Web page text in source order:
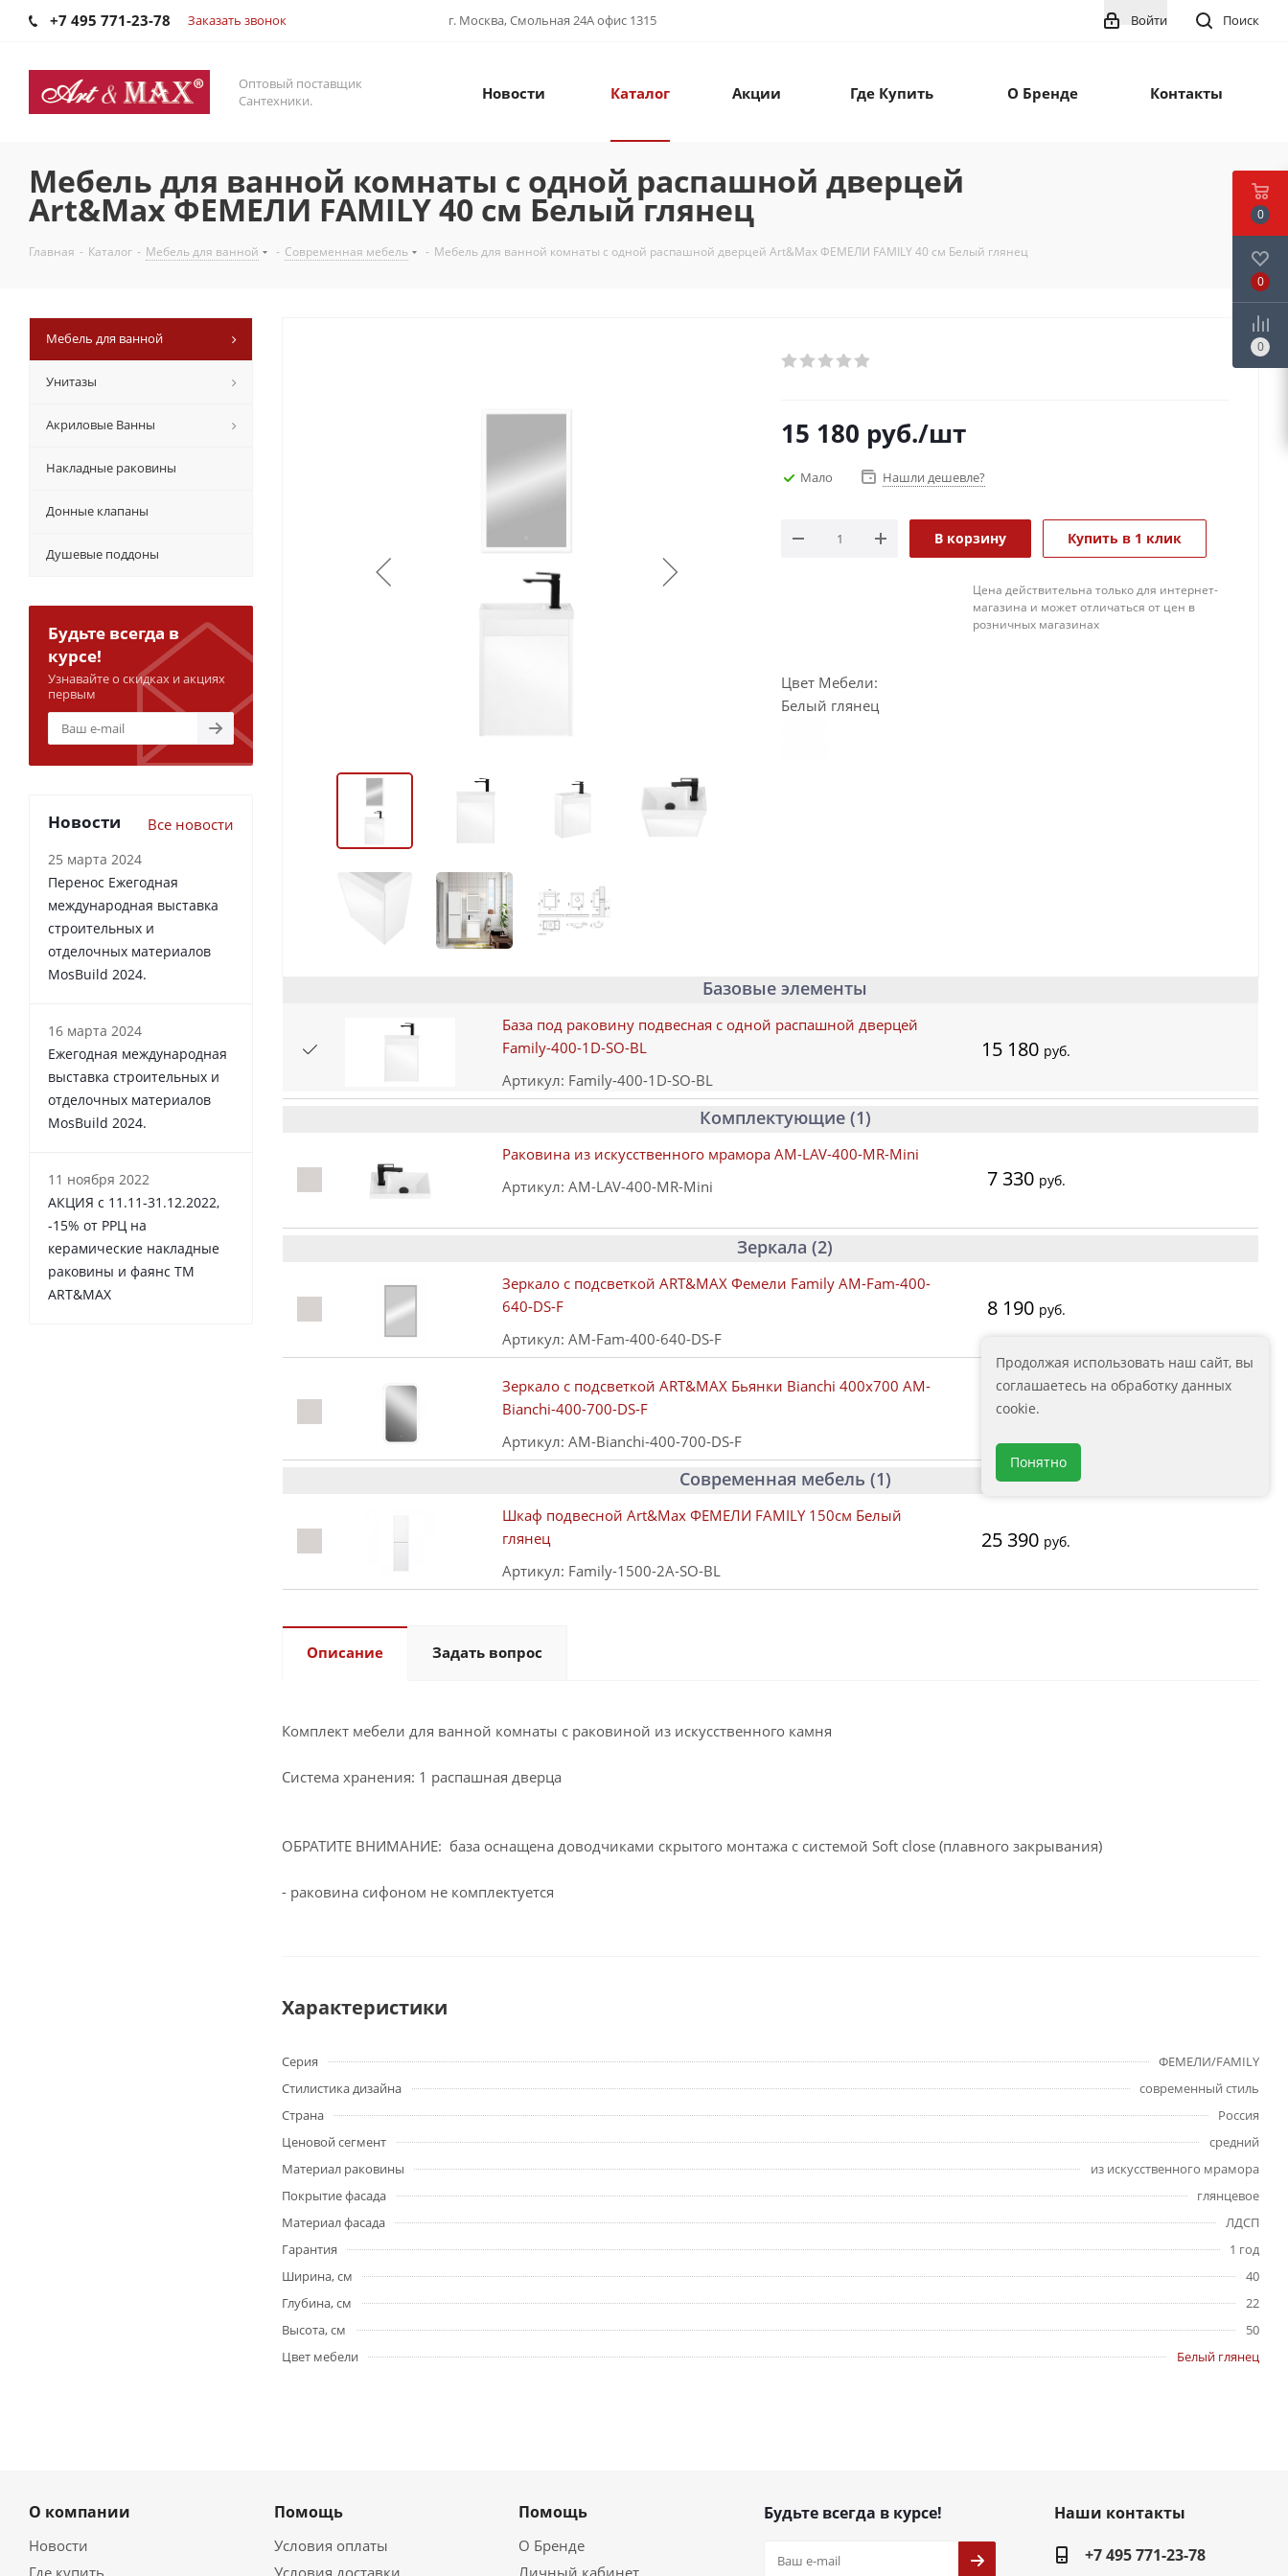
+7 495 771-23-78 Заказать звонок г. Москва, Смольная 24А офис 1315 Поиск
Войти
Оптовый поставщик
Сантехники.
Новости Каталог Акции Где Купить О Бренде Контакты
Мебель для ванной комнаты с одной распашной дверцей
Art&Max ФЕМЕЛИ FAMILY 40 см Белый глянец
Главная - Каталог - Мебель для ванной - Современная мебель - Мебель для ванной комнаты с одной распашной дверцей Art&Max ФЕМЕЛИ FAMILY 40 см Белый глянец
15 180 руб./шт
Мало Нашли дешевле?
В корзину Купить в 1 клик
Цена действительна только для интернет-
магазина и может отличаться от цен в
розничных магазинах
Цвет Мебели:
Белый глянец
Базовые элементы
База под раковину подвесная с одной распашной дверцей
Family-400-1D-SO-BL
Артикул: Family-400-1D-SO-BL
15 180 руб.
Комплектующие (1)
Раковина из искусственного мрамора AM-LAV-400-MR-Mini
Артикул: AM-LAV-400-MR-Mini
7 330 руб.
Зеркала (2)
Зеркало с подсветкой ART&MAX Фемели Family AM-Fam-400-
640-DS-F
Артикул: AM-Fam-400-640-DS-F
8 190 руб.
Зеркало с подсветкой ART&MAX Бьянки Bianchi 400x700 AM-
Bianchi-400-700-DS-F
Артикул: AM-Bianchi-400-700-DS-F
7 680руб.
Современная мебель (1)
Шкаф подвесной Art&Max ФЕМЕЛИ FAMILY 150см Белый
глянец
Артикул: Family-1500-2A-SO-BL
25 390 руб.
Описание Задать вопрос
Комплект мебели для ванной комнаты с раковиной из искусственного камня
Система хранения: 1 распашная дверца
ОБРАТИТЕ ВНИМАНИЕ: база оснащена доводчиками скрытого монтажа с системой Soft close (плавного закрывания)
- раковина сифоном не комплектуется
Характеристики
Серия
ФЕМЕЛИ/FAMILY
Стилистика дизайна
современный стиль
Страна
Россия
Ценовой сегмент
средний
Материал раковины
из искусственного мрамора
Покрытие фасада
глянцевое
Материал фасада
ЛДСП
Гарантия
1 год
Ширина, см
40
Глубина, см
22
Высота, см
50
Цвет мебели
Белый глянец
Мебель для ванной
Унитазы
Акриловые Ванны
Накладные раковины
Донные клапаны
Душевые поддоны
Будьте всегда в
курсе!
Узнавайте о скидках и акциях
первым
Новости Все новости
25 марта 2024
Перенос Ежегодная
международная выставка
строительных и
отделочных материалов
MosBuild 2024.
16 марта 2024
Ежегодная международная
выставка строительных и
отделочных материалов
MosBuild 2024.
11 ноября 2022
АКЦИЯ с 11.11-31.12.2022,
-15% от РРЦ на
керамические накладные
раковины и фаянс ТМ
ART&MAX
О компании
Новости
Помощь
Условия оплаты
Помощь
О Бренде
Будьте всегда в курсе!
Наши контакты
+7 495 771-23-78
0
0
0
Продолжая использовать наш сайт, вы
соглашаетесь на обработку данных
cookie.
Понятно